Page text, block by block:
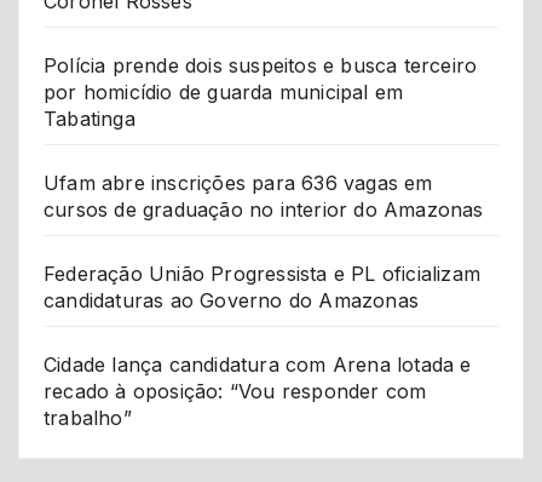
Polícia prende dois suspeitos e busca terceiro
por homicídio de guarda municipal em
Tabatinga
Ufam abre inscrições para 636 vagas em
cursos de graduação no interior do Amazonas
Federação União Progressista e PL oficializam
candidaturas ao Governo do Amazonas
Cidade lança candidatura com Arena lotada e
recado à oposição: “Vou responder com
trabalho”